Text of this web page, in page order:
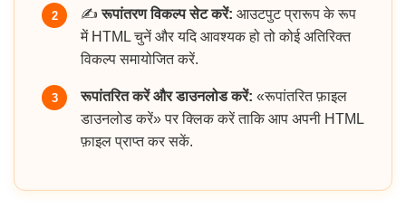
2 ✍️रूपांतरण विकल्प सेट करें: आउटपुट प्रारूप के रूप
में HTML चुनें और यदि आवश्यक हो तो कोई अतिरिक्त
विकल्प समायोजित करें.
3 रूपांतरित करें और डाउनलोड करें: «रूपांतरित फ़ाइल
डाउनलोड करें» पर क्लिक करें ताकि आप अपनी HTML
फ़ाइल प्राप्त कर सकें.